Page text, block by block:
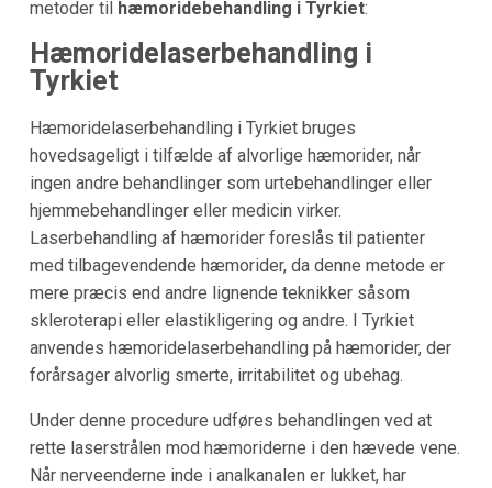
metoder til hæmoridebehandling i Tyrkiet:
Hæmoridelaserbehandling i
Tyrkiet
Hæmoridelaserbehandling i Tyrkiet bruges
hovedsageligt i tilfælde af alvorlige hæmorider, når
ingen andre behandlinger som urtebehandlinger eller
hjemmebehandlinger eller medicin virker.
Laserbehandling af hæmorider foreslås til patienter
med tilbagevendende hæmorider, da denne metode er
mere præcis end andre lignende teknikker såsom
skleroterapi eller elastikligering og andre. I Tyrkiet
anvendes hæmoridelaserbehandling på hæmorider, der
forårsager alvorlig smerte, irritabilitet og ubehag.
Under denne procedure udføres behandlingen ved at
rette laserstrålen mod hæmoriderne i den hævede vene.
Når nerveenderne inde i analkanalen er lukket, har